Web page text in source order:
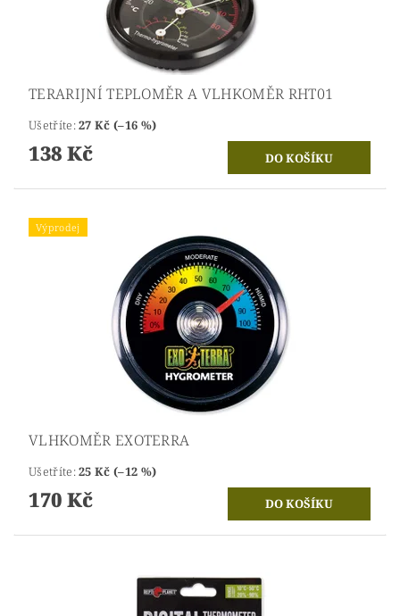
TERARIJNÍ TEPLOMĚR A VLHKOMĚR RHT01
Ušetříte:27 Kč (–16 %)
138 Kč
Výprodej
VLHKOMĚR EXOTERRA
Ušetříte:25 Kč (–12 %)
170 Kč